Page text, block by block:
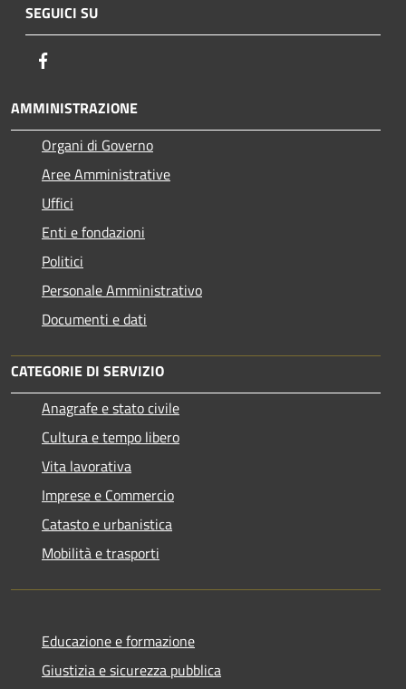
SEGUICI SU
AMMINISTRAZIONE
Organi di Governo
Aree Amministrative
Uffici
Enti e fondazioni
Politici
Personale Amministrativo
Documenti e dati
CATEGORIE DI SERVIZIO
Anagrafe e stato civile
Cultura e tempo libero
Vita lavorativa
Imprese e Commercio
Catasto e urbanistica
Mobilità e trasporti
Educazione e formazione
Giustizia e sicurezza pubblica